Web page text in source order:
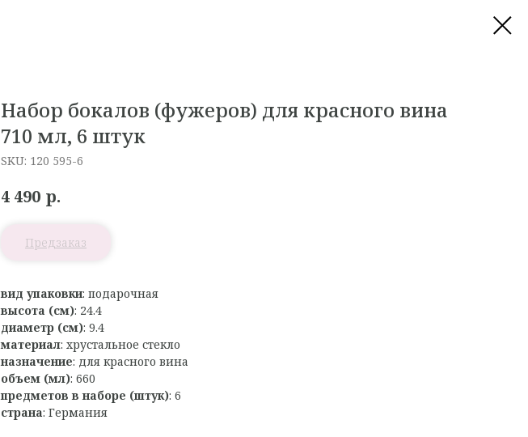
Набор бокалов (фужеров) для красного вина
710 мл, 6 штук
SKU: 120 595-6
4 490 р.
вид упаковки: подарочная
высота (см): 24.4
диаметр (см): 9.4
материал: хрустальное стекло
назначение: для красного вина
объем (мл): 660
предметов в наборе (штук): 6
страна: Германия